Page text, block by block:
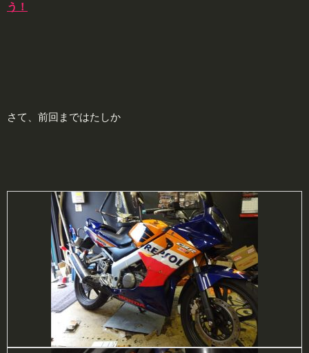
う！
さて、前回まではたしか